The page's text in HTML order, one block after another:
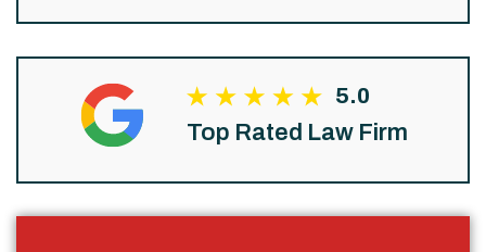
5.0
Top Rated Law Firm